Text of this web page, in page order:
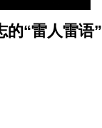
的“雷人雷语”